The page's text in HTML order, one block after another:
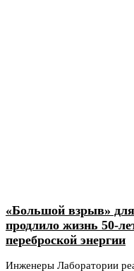
«Большой взрыв»
продлило жизнь 50-
переброской энергии
Инженеры Лаборатории